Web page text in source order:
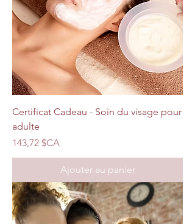
Certificat Cadeau - Soin du visage pour
adulte
Prix
143,72 $CA
Ajouter au panier